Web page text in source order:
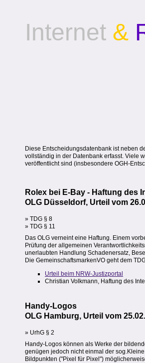
Internet &
Diese Entscheidungsdatenbank ist neben
vollständig in der Datenbank erfasst. Viele
veröffentlicht sind (insbesondere OGH-
Rolex bei E-Bay - Haftung des
OLG Düsseldorf, Urteil vom
» TDG § 8
» TDG § 11
Das OLG verneint eine Haftung. Einem
Prüfung der allgemeinen
unerlaubten Handlung Schadenersatz,
Die GemeinschaftsmarkenVO geht dem
Urteil beim NRW-Justizportal
Christian Volkmann, Haftung des
Handy-Logos
OLG Hamburg, Urteil vom
» UrhG § 2
Handy-Logos können als Werke der
genügen jedoch nicht einmal der
Bildpunkten ("Pixel für Pixel")